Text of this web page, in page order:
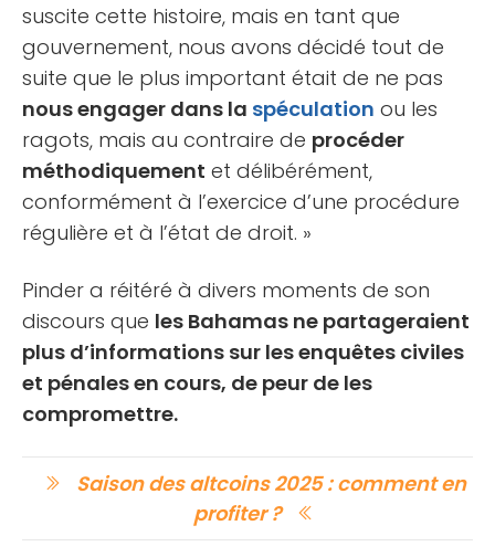
suscite cette histoire, mais en tant que
gouvernement, nous avons décidé tout de
suite que le plus important était de ne pas
nous engager dans la spéculation ou les
ragots, mais au contraire de procéder
méthodiquement et délibérément,
conformément à l’exercice d’une procédure
régulière et à l’état de droit. »
Pinder a réitéré à divers moments de son
discours que les Bahamas ne partageraient
plus d’informations sur les enquêtes civiles
et pénales en cours, de peur de les
compromettre.
Saison des altcoins 2025 : comment en
profiter ?